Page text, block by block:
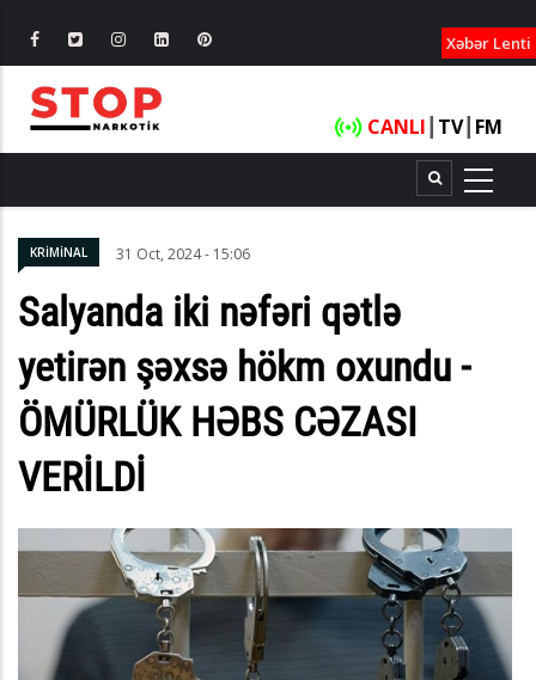
Xəbər Lenti
CANLI TV┃ FM
KRİMİNAL 31 Oct, 2024 - 15:06
Salyanda iki nəfəri qətlə
yetirən şəxsə hökm oxundu -
ÖMÜRLÜK HƏBS CƏZASI
VERİLDİ